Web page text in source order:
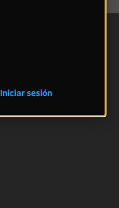
Iniciar sesión